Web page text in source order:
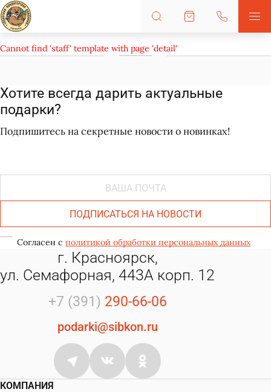
Cannot find 'staff' template with page 'detail'
Хотите всегда дарить актуальные
подарки?
Подпишитесь на секретные новости о новинках!
ПОДПИСАТЬСЯ НА НОВОСТИ
Согласен сполитикой обработки персональных данных
г. Красноярск,
ул. Семафорная, 443А корп. 12
+7 (391) 290-66-06
podarki@sibkon.ru
КОМПАНИЯ